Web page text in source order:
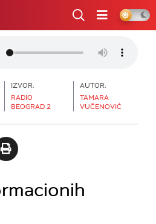
IZVOR:
RADIO
BEOGRAD 2
AUTOR:
TAMARA
VUČENOVIĆ